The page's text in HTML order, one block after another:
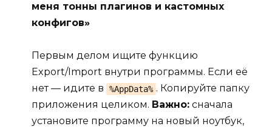
меня тонны плагинов и кастомных
конфигов»
Первым делом ищите функцию
Export/Import внутри программы. Если её
нет — идите в
%AppData% . Копируйте папку
приложения целиком. Важно: сначала
установите программу на новый ноутбук,